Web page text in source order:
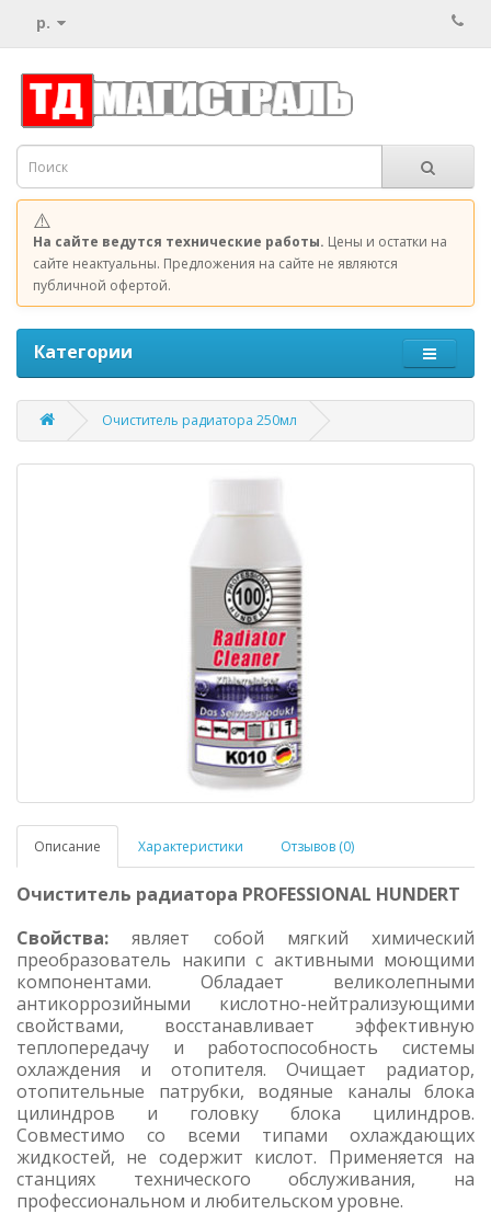
р.
⚠️
На сайте ведутся технические работы. Цены и остатки на
сайте неактуальны. Предложения на сайте не являются
публичной офертой.
Категории
Очиститель радиатора 250мл
Описание Характеристики Отзывов (0)
Очиститель радиатора PROFESSIONAL HUNDERT
Свойства:являет собой мягкий химический
преобразователь накипи с активными моющими
компонентами. Обладает великолепными
антикоррозийными кислотно-нейтрализующими
свойствами, восстанавливает эффективную
теплопередачу и работоспособность системы
охлаждения и отопителя. Очищает радиатор,
отопительные патрубки, водяные каналы блока
цилиндров и головку блока цилиндров.
Совместимо со всеми типами охлаждающих
жидкостей, не содержит кислот. Применяется на
станциях технического обслуживания, на
профессиональном и любительском уровне.